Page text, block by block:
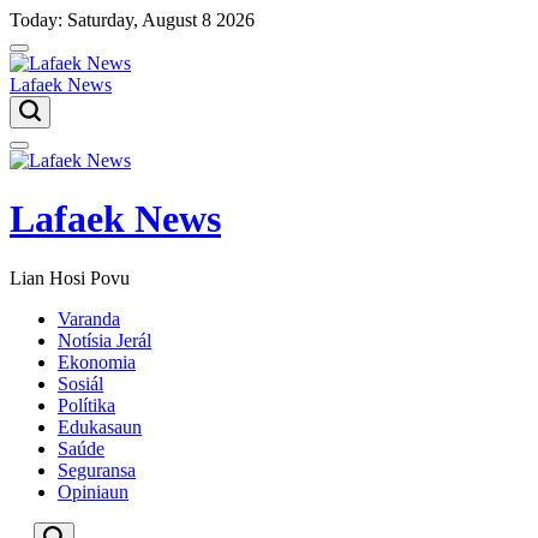
Skip
to
content
Today: Saturday, August 8 2026
Lafaek News
Menu
Lafaek News
Lian Hosi Povu
Varanda
Notísia Jerál
Ekonomia
Sosiál
Polítika
Edukasaun
Saúde
Seguransa
Opiniaun